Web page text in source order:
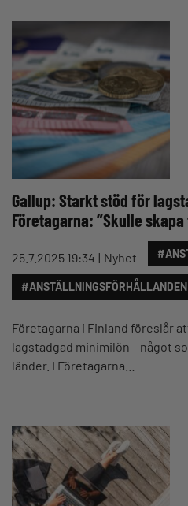
Gallup: Starkt stöd för
Företagarna: ”Skulle
25.7.2025 19:34 Nyhet
#ANSTÄLLNINGSFÖRHÅLLANDEN
Företagarna i Finland föreslår
lagstadgad minimilön – något
länder. I Företagarna…